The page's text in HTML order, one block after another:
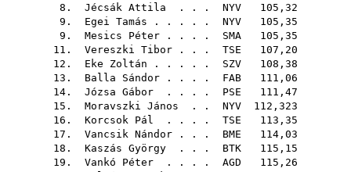
8. Jécsák Attila . . . NYV 105,32
9. Egei Tamás . . . . . NYV 105,35
9. Mesics Péter . . . . SMA 105,35
11. Vereszki Tibor . . . TSE 107,20
12. Eke Zoltán . . . . . SZV 108,38
13. Balla Sándor . . . . FAB 111,06
14. Józsa Gábor . . . . PSE 111,47
15. Moravszki János . . NYV 112,323
16. Korcsok Pál . . . . TSE 113,35
17. Vancsik Nándor . . . BME 114,03
18. Kaszás György . . . BTK 115,15
19. Vankó Péter . . . . AGD 115,26